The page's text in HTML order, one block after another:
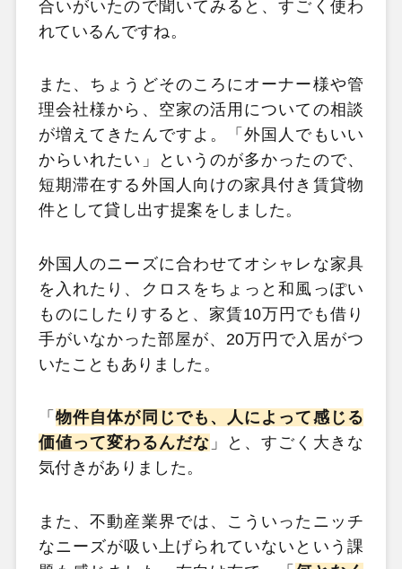
合いがいたので聞いてみると、すごく使わ
れているんですね。
また、ちょうどそのころにオーナー様や管
理会社様から、空家の活用についての相談
が増えてきたんですよ。「外国人でもいい
からいれたい」というのが多かったので、
短期滞在する外国人向けの家具付き賃貸物
件として貸し出す提案をしました。
外国人のニーズに合わせてオシャレな家具
を入れたり、クロスをちょっと和風っぽい
ものにしたりすると、家賃10万円でも借り
手がいなかった部屋が、20万円で入居がつ
いたこともありました。
「物件自体が同じでも、人によって感じる
価値って変わるんだな 」と、すごく大きな
気付きがありました。
また、不動産業界では、こういったニッチ
なニーズが吸い上げられていないという課